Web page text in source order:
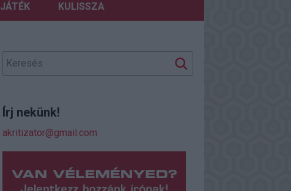
JÁTÉK KULISSZA
Írj nekünk!
akritizator@gmail.com